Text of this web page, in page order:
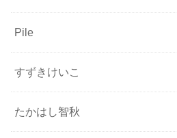
Pile
すずきけいこ
たかはし智秋